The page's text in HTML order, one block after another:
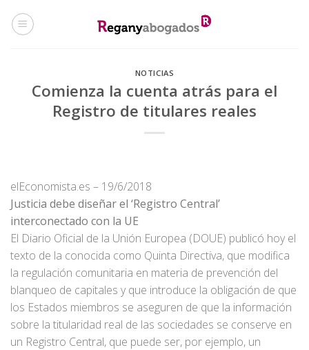
NOTICIAS
Comienza la cuenta atrás para el
Registro de titulares reales
elEconomista.es – 19/6/2018
Justicia debe diseñar el ‘Registro Central’
interconectado con la UE
El Diario Oficial de la Unión Europea (DOUE) publicó hoy el
texto de la conocida como Quinta Directiva, que modifica
la regulación comunitaria en materia de prevención del
blanqueo de capitales y que introduce la obligación de que
los Estados miembros se aseguren de que la información
sobre la titularidad real de las sociedades se conserve en
un Registro Central, que puede ser, por ejemplo, un